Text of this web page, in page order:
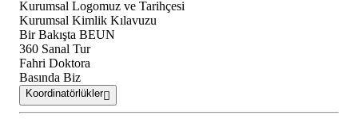
Kurumsal Logomuz ve Tarihçesi
Kurumsal Kimlik Kılavuzu
Bir Bakışta BEUN
360 Sanal Tur
Fahri Doktora
Basında Biz
Koordinatörlükler